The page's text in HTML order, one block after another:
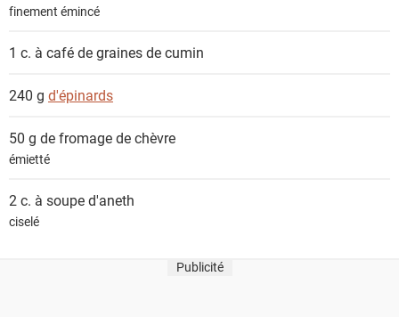
finement émincé
1 c. à café de graines decumin
240 g d'épinards
50 g defromage de chèvre
émietté
2 c. à souped'aneth
ciselé
Publicité